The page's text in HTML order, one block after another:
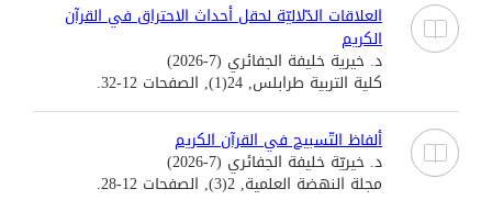
العلاقات الدّلاليّة لحقل أحداث الاحتراق في القرآن
الكريم
د. خيرية خليفة الجفائري (7-2026)
كلية التربية طرابلس, 24(1), الصفحات 12-32.
ألفاظ التّسبيح في القرآن الكريم
د. خيريّة خليفة الجفائري (7-2026)
مجلة النهضة العلمية, 2(3), الصفحات 12-28.